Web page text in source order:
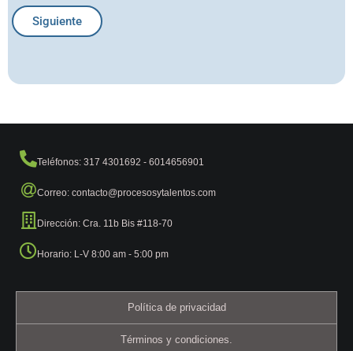
Siguiente
Teléfonos: 317 4301692 - 6014656901
Correo: contacto@procesosytalentos.com
Dirección: Cra. 11b Bis #118-70
Horario: L-V 8:00 am - 5:00 pm
Política de privacidad
Términos y condiciones.